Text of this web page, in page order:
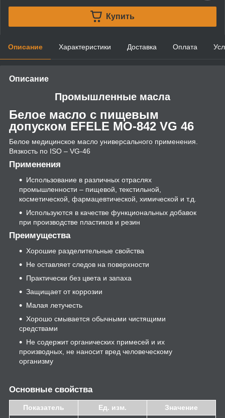
Купить
Описание Характеристики Доставка Оплата
Описание
Промышленные масла
Белое масло с пищевым
допуском EFELE MO-842 VG 46
Белое медицинское масло универсального применения.
Вязкость по ISO – VG-46
Применения
Использование в различных отраслях
промышленности – пищевой, текстильной,
косметической, фармацевтической, химической и т.д.
Используются в качестве функциональных добавок
при производстве пластиков и резин
Преимущества
Хорошие разделительные свойства
Не оставляет следов на поверхности
Практически без цвета и запаха
Защищает от коррозии
Малая летучесть
Хорошо смывается обычными чистящими
средствами
Не содержит органических примесей и их
производных, не наносит вред человеческому
организму
Основные свойства
Показатель Ед. изм.
Значение